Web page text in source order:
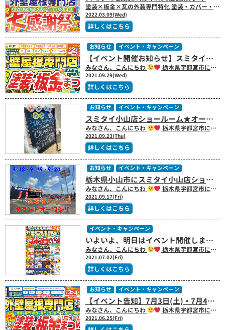
塗装×板金×瓦の外装専門特化 塗装・カバー・葺き替え・瓦工事・雨漏り補修・コーキング工事・アパートマンション塗装 外壁屋根専門店のスミタイです(^^)/ 本日のブログ担当する中村です!! 日頃からご愛顧いただきまして誠にありがとうございます。 地域の皆様のおかげさまをもちまして、スミタイ創業１７周年を迎えることができました。心から感謝申し上げます。 そこで今回、皆さまへ感謝の気持ちを込めまして『スミタイ創業１７周年★大感謝祭』を開催させていただきます。大感謝祭だけのお得なプラン、特典をご準備いたしましたのでチラシ内容をご覧くださいませ(^^♪ 春の塗装シーズン到来です
2022.03.09(Wed)
詳しくはこちら
【イベント開催お知らせ】スミタイ宇都宮御幸ヶ原店限定!! 10/2(土)・10/3(日)秋の塗装×板金まつり開催します!!
みなさん、こんにちわ 栃木県宇都宮市にある屋根塗装・外壁塗装・板金・瓦・外装専門のスミタイ（住泰）です!! 本日のブログ担当する中村です!! 皆さん、こんにちわ(^^)/ 今月は、スミタイ小山店ショールームをオープンいたしまして、スミタイショールームは栃木県内３店舗となりました
2021.09.29(Wed)
詳しくはこちら
お知らせ イベント・キャンペーン
スミタイ小山店ショールーム★オープンイベントご来場いただき、ありがといございました!!
みなさん、こんにちわ 栃木県宇都宮市にある屋根塗装・外壁塗装・板金・瓦・外装専門のスミタイ（住泰）です!! 本日のブログ担当する中村です!! みなさん、こんにちは
2021.09.23(Thu)
詳しくはこちら
お知らせ イベント・キャンペーン
栃木県小山市にスミタイ小山店ショールームがオープンします!!｜栃木県宇都宮市にある屋根塗装・外壁塗装・板金専門のスミタイ（住泰）
みなさん、こんにちわ 栃木県宇都宮市にある屋根塗装・外壁塗装・板金・瓦・外装専門のスミタイ（住泰）です!! 本日のブログ担当する中村です!! いよいよ、明日からの３日間はスミタイ小山店ショールームグランドオープンイベントを開催します
2021.09.17(Fri)
詳しくはこちら
お知らせ イベント・キャンペーン
いよいよ、明日はイベント開催します(^^)/｜栃木県宇都宮市にある屋根塗装・外壁塗装・板金専門のスミタイ（住泰）
みなさん、こんにちわ 栃木県宇都宮市にある屋根塗装・外壁塗装・板金・瓦・外装専門のスミタイ（住泰）です!! 本日のブログ担当する中村です!! いよいよ、明日から２日間塗装×板金リフォームまつりイベントが開催されます
2021.07.02(Fri)
詳しくはこちら
イベント・キャンペーン
【イベント告知】7月3日(土)・7月4日(日) 塗装×板金
みなさん、こんにちわ 栃木県宇都宮市にある屋根塗装・外壁塗装・板金・瓦・外装専門のスミタイ（住泰）です!! 本日のブログ担当する中村です!! 今年の梅雨は平年と比べ梅雨
2021.06.25(Fri)
お知らせ イベント・キャンペーン